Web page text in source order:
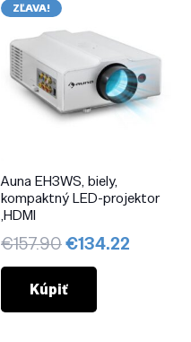
ZĽAVA!
Auna EH3WS, biely,
kompaktný LED-projektor
,HDMI
€157.90Pôvodná
cena
bola:
€157.90.
€134.22
Kúpiť